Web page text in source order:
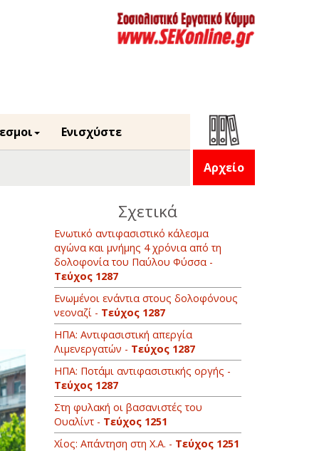
Ενισχύστε
Αρχείο
Σχετικά
Ενωτικό αντιφασιστικό κάλεσμα
αγώνα και μνήμης 4 χρόνια από τη
δολοφονία του Παύλου Φύσσα -
Τεύχος 1287
Ενωμένοι ενάντια στους δολοφόνους
νεοναζί - Τεύχος 1287
ΗΠΑ: Αντιφασιστική απεργία
Λιμενεργατών - Τεύχος 1287
ΗΠΑ: Ποτάμι αντιφασιστικής οργής -
Τεύχος 1287
Στη φυλακή οι βασανιστές του
Ουαλίντ - Τεύχος 1251
Χίος: Απάντηση στη Χ.Α. - Τεύχος 1251